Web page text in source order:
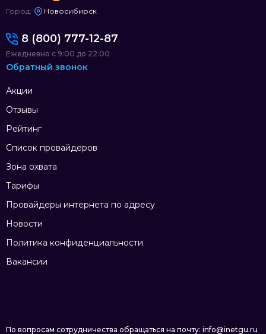
Город: Новосибирск
Акции
Отзывы
Рейтинг
Список провайдеров
Зона охвата
Тарифы
Провайдеры интернета по адресу
Новости
Политика конфиденциальности
Вакансии
8 (800) 777-12-87
Ежедневно с 9:00 до 22:00
Обратный звонок
По вопросам сотрудничества обращаться на почту: info@inetgu.ru